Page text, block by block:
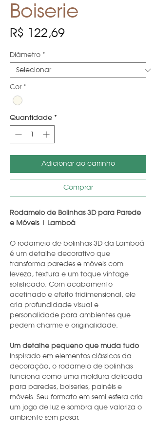
Boiserie
R$ 122,69Preço
Diâmetro *
Cor *
Quantidade *
Adicionar ao carrinho
Comprar
Rodameio de Bolinhas 3D para Parede
e Móveis | Lamboá
O rodameio de bolinhas 3D da Lamboá
é um detalhe decorativo que
transforma paredes e móveis com
leveza, textura e um toque vintage
sofisticado. Com acabamento
acetinado e efeito tridimensional, ele
cria profundidade visual e
personalidade para ambientes que
pedem charme e originalidade.
Um detalhe pequeno que muda tudo
Inspirado em elementos clássicos da
decoração, o rodameio de bolinhas
funciona como uma moldura delicada
para paredes, boiseries, painéis e
móveis. Seu formato em semi esfera cria
um jogo de luz e sombra que valoriza o
ambiente sem pesar.